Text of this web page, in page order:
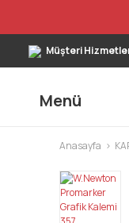
Müşteri
Menü
Anasayfa